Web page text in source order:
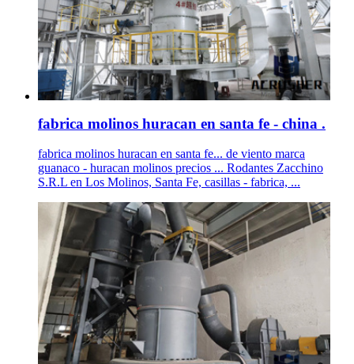
fabrica molinos huracan en santa fe - china .
fabrica molinos huracan en santa fe... de viento marca
guanaco - huracan molinos precios ... Rodantes Zacchino
S.R.L en Los Molinos, Santa Fe, casillas - fabrica, ...